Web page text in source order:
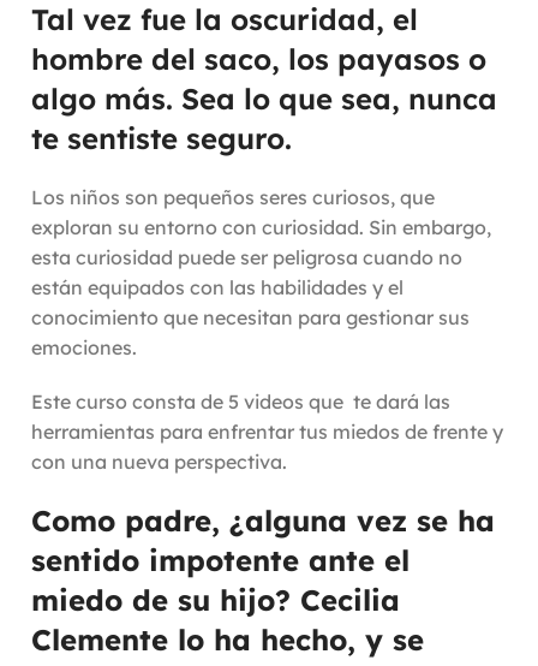
Tal vez fue la oscuridad, el
hombre del saco, los payasos o
algo más. Sea lo que sea, nunca
te sentiste seguro.
Los niños son pequeños seres curiosos, que
exploran su entorno con curiosidad. Sin embargo,
esta curiosidad puede ser peligrosa cuando no
están equipados con las habilidades y el
conocimiento que necesitan para gestionar sus
emociones.
Este curso consta de 5 videos que te dará las
herramientas para enfrentar tus miedos de frente y
con una nueva perspectiva.
Como padre, ¿alguna vez se ha
sentido impotente ante el
miedo de su hijo? Cecilia
Clemente lo ha hecho, y se